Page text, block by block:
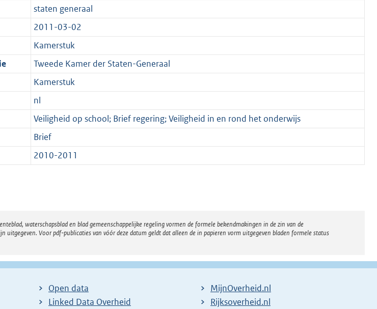
staten generaal
2011-03-02
Kamerstuk
Tweede Kamer der Staten-Generaal
Kamerstuk
nl
Veiligheid op school; Brief regering; Veiligheid in en rond het onderwijs
Brief
2010-2011
waterschapsblad en blad gemeenschappelijke regeling vormen de formele bekendmakingen in de zin van de
Voor pdf-publicaties van vóór deze datum geldt dat alleen de in papieren vorm uitgegeven bladen formele status
Open data
Linked Data Overheid
MijnOverheid.nl
Rijksoverheid.nl